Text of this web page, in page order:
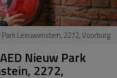
Leeuwenstein, 2272, Voorburg
Nieuw Park
2272,